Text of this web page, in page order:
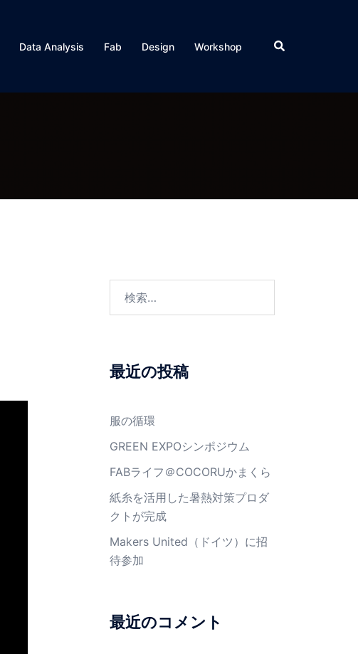
Data Analysis Fab Design Workshop
検
索
最近の投稿
服の循環
GREEN EXPOシンポジウム
FABライフ＠COCORUかまくら
紙糸を活用した暑熱対策プロダ
クトが完成
Makers United（ドイツ）に招
待参加
最近のコメント